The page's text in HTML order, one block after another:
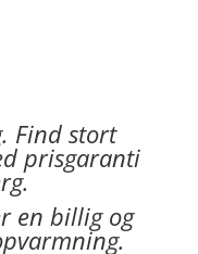
. Find stort
prisgaranti
.
en billig og